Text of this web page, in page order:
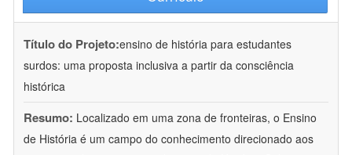
Título do Projeto:ensino de história para estudantes
surdos: uma proposta inclusiva a partir da consciência
histórica
Resumo: Localizado em uma zona de fronteiras, o Ensino
de História é um campo do conhecimento direcionado aos